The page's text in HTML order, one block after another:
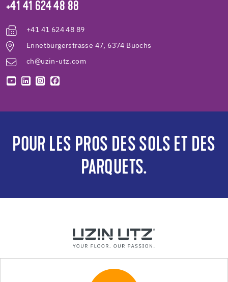
+41 41 624 48 88
+41 41 624 48 89
Ennetbürgerstrasse 47, 6374 Buochs
ch@uzin-utz.com
POUR LES PROS DES SOLS ET DES
PARQUETS.